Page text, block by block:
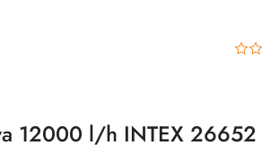
12000 l/h INTEX 26652